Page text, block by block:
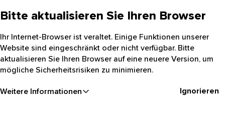
Bitte aktualisieren Sie Ihren Browser
Ihr Internet-Browser ist veraltet. Einige Funktionen unserer
Website sind eingeschränkt oder nicht verfügbar. Bitte
aktualisieren Sie Ihren Browser auf eine neuere Version, um
mögliche Sicherheitsrisiken zu minimieren.
Weitere Informationen Ignorieren